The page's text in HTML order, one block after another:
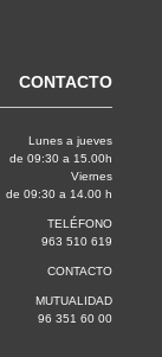
CONTACTO
Lunes a jueves
de 09:30 a 15.00h
Viernes
de 09:30 a 14.00 h
TELÉFONO
963 510 619
CONTACTO
MUTUALIDAD
96 351 60 00